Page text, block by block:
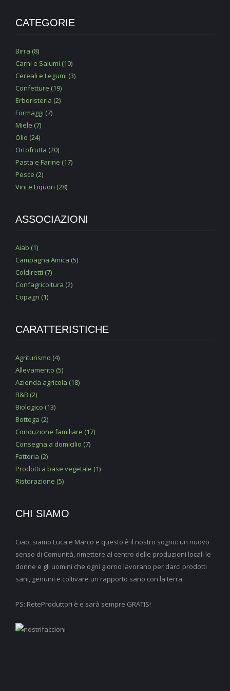
CATEGORIE
Birra (8)
Carni e Salumi (10)
Cereali e Legumi (3)
Confetture (19)
Erboristeria (2)
Formaggi (7)
Miele (7)
Olio (24)
Ortofrutta (20)
Pasta e Farine (17)
Pesce (2)
Vini e Liquori (28)
ASSOCIAZIONI
Aiab (1)
Campagna Amica (5)
Coldiretti (7)
Confagricoltura (2)
Copagri (1)
CARATTERISTICHE
Agriturismo (4)
Allevamento (5)
Azienda agricola (18)
B&B (2)
Biologico (13)
Bottega (2)
Conduzione familiare (17)
Consegna a domicilio (7)
Fattoria (2)
Prodotti a base vegetale (1)
Ristorazione (5)
CHI SIAMO
Ciao, siamo Luca e Marco e questo è il nostro sogno: un nuovo
senso di Comunità, rimettere al centro delle produzioni locali le
donne e gli uomini che ogni giorno lavorano per darci prodotti
sani, genuini e coltivare un rapporto sano con la terra.
PS: ReteProduttori è e sarà sempre GRATIS!